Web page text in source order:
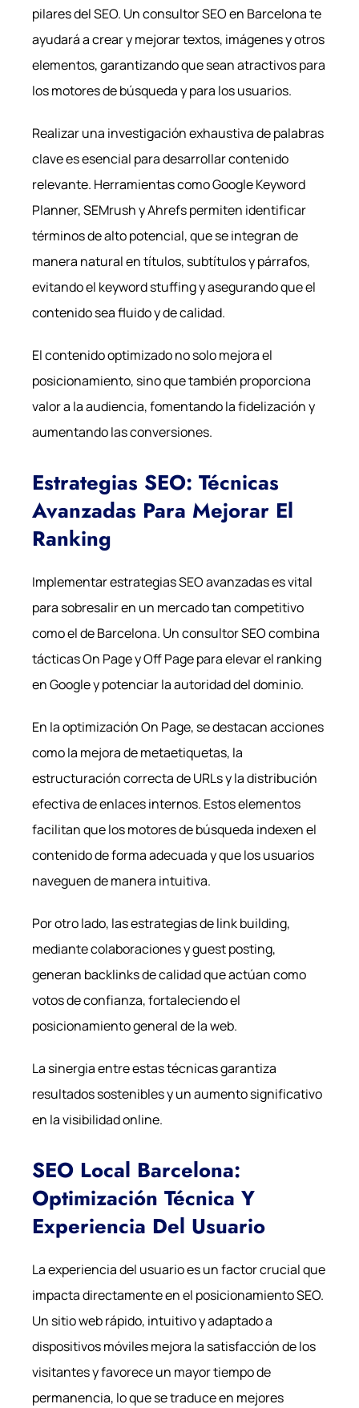
pilares del SEO. Un consultor SEO en Barcelona te
ayudará a crear y mejorar textos, imágenes y otros
elementos, garantizando que sean atractivos para
los motores de búsqueda y para los usuarios.
Realizar una investigación exhaustiva de palabras
clave es esencial para desarrollar contenido
relevante. Herramientas como Google Keyword
Planner, SEMrush y Ahrefs permiten identificar
términos de alto potencial, que se integran de
manera natural en títulos, subtítulos y párrafos,
evitando el keyword stuffing y asegurando que el
contenido sea fluido y de calidad.
El contenido optimizado no solo mejora el
posicionamiento, sino que también proporciona
valor a la audiencia, fomentando la fidelización y
aumentando las conversiones.
Estrategias SEO: Técnicas
Avanzadas Para Mejorar El
Ranking
Implementar estrategias SEO avanzadas es vital
para sobresalir en un mercado tan competitivo
como el de Barcelona. Un consultor SEO combina
tácticas On Page y Off Page para elevar el ranking
en Google y potenciar la autoridad del dominio.
En la optimización On Page, se destacan acciones
como la mejora de metaetiquetas, la
estructuración correcta de URLs y la distribución
efectiva de enlaces internos. Estos elementos
facilitan que los motores de búsqueda indexen el
contenido de forma adecuada y que los usuarios
naveguen de manera intuitiva.
Por otro lado, las estrategias de link building,
mediante colaboraciones y guest posting,
generan backlinks de calidad que actúan como
votos de confianza, fortaleciendo el
posicionamiento general de la web.
La sinergia entre estas técnicas garantiza
resultados sostenibles y un aumento significativo
en la visibilidad online.
SEO Local Barcelona:
Optimización Técnica Y
Experiencia Del Usuario
La experiencia del usuario es un factor crucial que
impacta directamente en el posicionamiento SEO.
Un sitio web rápido, intuitivo y adaptado a
dispositivos móviles mejora la satisfacción de los
visitantes y favorece un mayor tiempo de
permanencia, lo que se traduce en mejores